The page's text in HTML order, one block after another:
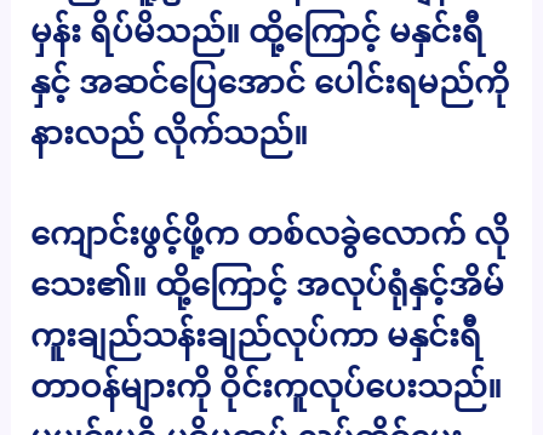
မှန်း ရိပ်မိသည်။ ထို့ကြောင့် မနှင်းရီ
နှင့် အဆင်ပြေအောင် ပေါင်းရမည်ကို
နားလည် လိုက်သည်။
ကျောင်းဖွင့်ဖို့က တစ်လခွဲလောက် လို
သေး၏။ ထို့ကြောင့် အလုပ်ရုံနှင့်အိမ်
ကူးချည်သန်းချည်လုပ်ကာ မနှင်းရီ
တာဝန်များကို ဝိုင်းကူလုပ်ပေးသည်။